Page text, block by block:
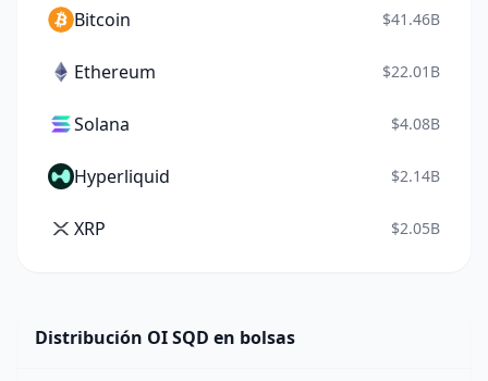
Bitcoin $41.46B
Ethereum $22.01B
Solana $4.08B
Hyperliquid $2.14B
XRP $2.05B
Distribución OI SQD en bolsas